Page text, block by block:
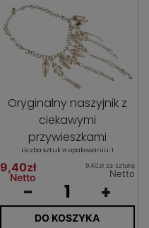
Oryginalny naszyjnik z
ciekawymi
przywieszkami
Liczba sztuk w opakowaniu: 1
9,40zł
Netto
9,40zł za sztukę
Netto
- +
DO KOSZYKA